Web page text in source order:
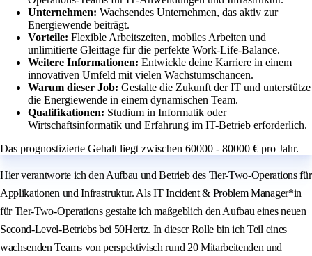
Unternehmen: Wachsendes Unternehmen, das aktiv zur
Energiewende beiträgt.
Vorteile: Flexible Arbeitszeiten, mobiles Arbeiten und
unlimitierte Gleittage für die perfekte Work-Life-Balance.
Weitere Informationen: Entwickle deine Karriere in einem
innovativen Umfeld mit vielen Wachstumschancen.
Warum dieser Job: Gestalte die Zukunft der IT und unterstütze
die Energiewende in einem dynamischen Team.
Qualifikationen: Studium in Informatik oder
Wirtschaftsinformatik und Erfahrung im IT-Betrieb erforderlich.
Das prognostizierte Gehalt liegt zwischen 60000 - 80000 € pro Jahr.
Hier verantworte ich den Aufbau und Betrieb des Tier-Two-Operations für
Applikationen und Infrastruktur. Als IT Incident & Problem Manager*in
für Tier-Two-Operations gestalte ich maßgeblich den Aufbau eines neuen
Second-Level-Betriebs bei 50Hertz. In dieser Rolle bin ich Teil eines
wachsenden Teams von perspektivisch rund 20 Mitarbeitenden und